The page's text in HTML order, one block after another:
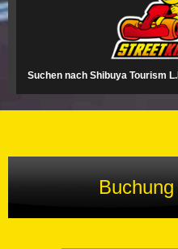
Suchen nach Shibuya Tourism